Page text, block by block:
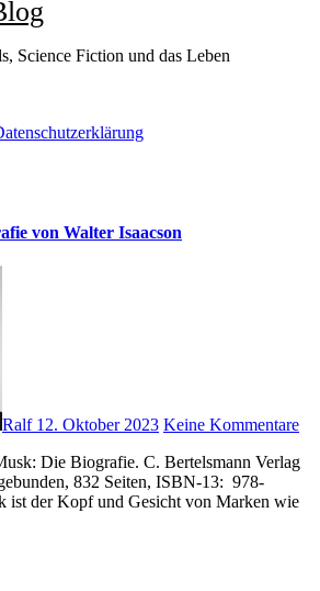
Science Fiction und das Leben
von Walter Isaacson
Ralf 12. Oktober 2023 Keine Kommentare
832 Seiten, ISBN-13‏: ‎ 978-
ist der Kopf und Gesicht von Marken wie